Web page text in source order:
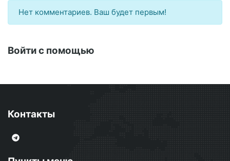
Нет комментариев. Ваш будет первым!
Войти с помощью
Контакты